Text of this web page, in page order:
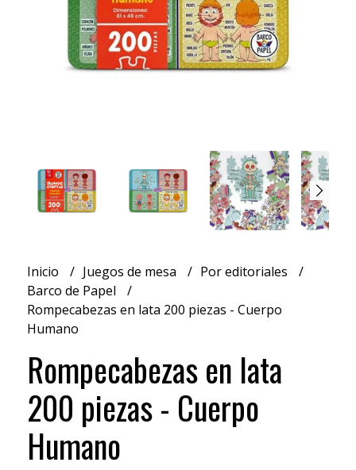
Inicio Juegos de mesa
Por editoriales
Barco de Papel
Rompecabezas en lata 200 piezas - Cuerpo
Humano
Rompecabezas en lata
200 piezas - Cuerpo
Humano